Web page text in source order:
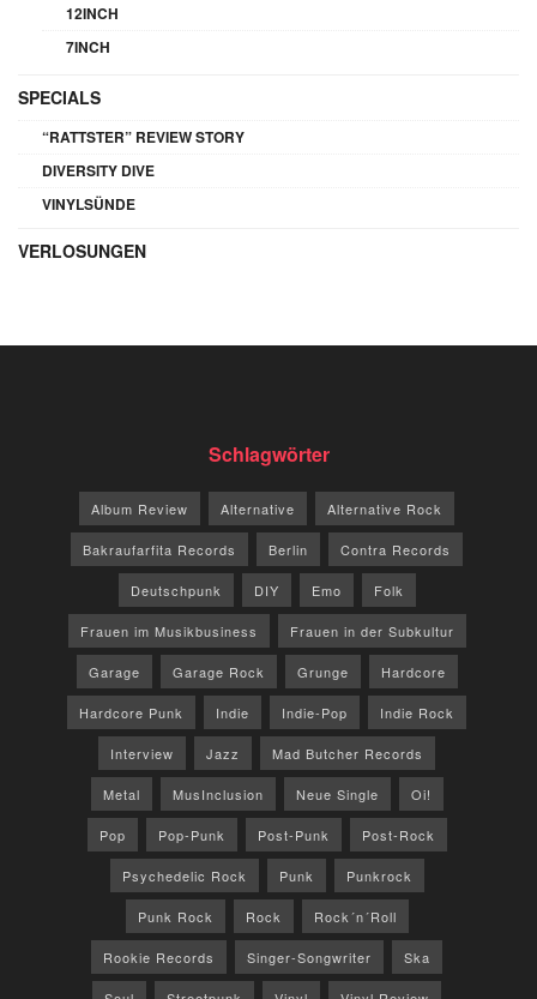
12INCH
7INCH
SPECIALS
“RATTSTER” REVIEW STORY
DIVERSITY DIVE
VINYLSÜNDE
VERLOSUNGEN
Schlagwörter
Album Review Alternative Alternative Rock
Bakraufarfita Records Berlin Contra Records
Deutschpunk DIY Emo Folk
Frauen im Musikbusiness Frauen in der Subkultur
Garage Garage Rock Grunge Hardcore
Hardcore Punk Indie Indie-Pop Indie Rock
Interview Jazz Mad Butcher Records
Metal MusInclusion Neue Single Oi!
Pop Pop-Punk Post-Punk Post-Rock
Psychedelic Rock Punk Punkrock
Punk Rock Rock Rock´n´Roll
Rookie Records Singer-Songwriter Ska